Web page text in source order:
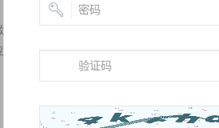
所要的东西？”秦明眉头一皱，神
三道身影，快速朝这边而来。